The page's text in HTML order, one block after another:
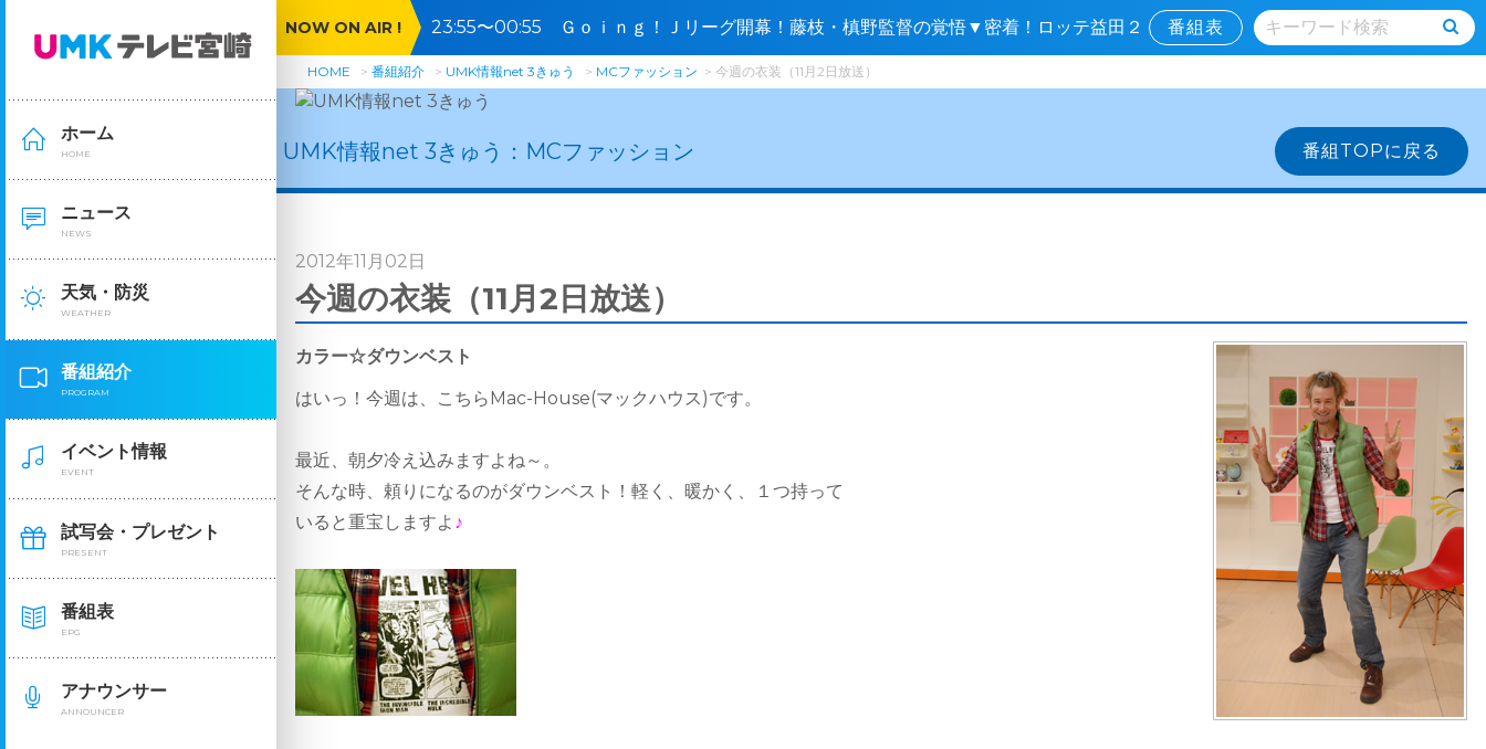
ホーム
HOME
ニュース
NEWS
天気・防災
WEATHER
番組紹介
PROGRAM
イベント情報
EVENT
試写会・プレゼント
PRESENT
番組表
EPG
アナウンサー
ANNOUNCER
NOW ON AIR !
23:55〜00:55 Ｇｏｉｎｇ！Ｊリーグ開幕！藤枝・槙野監督の覚悟▼密着！ロッテ益田２
５０Ｓ舞台裏🈑
番組表
HOME 番組紹介 UMK情報net 3きゅう MCファッション 今週の衣装（11月2日放送）
UMK情報net 3きゅう： MCファッション 番組TOPに戻る
2012年11月02日
今週の衣装（11月2日放送）
カラー☆ダウンベスト
はいっ！今週は、こちらMac-House(マックハウス)です。
最近、朝夕冷え込みますよね～。
そんな時、頼りになるのがダウンベスト！軽く、暖かく、１つ持って
いると重宝しますよ ♪